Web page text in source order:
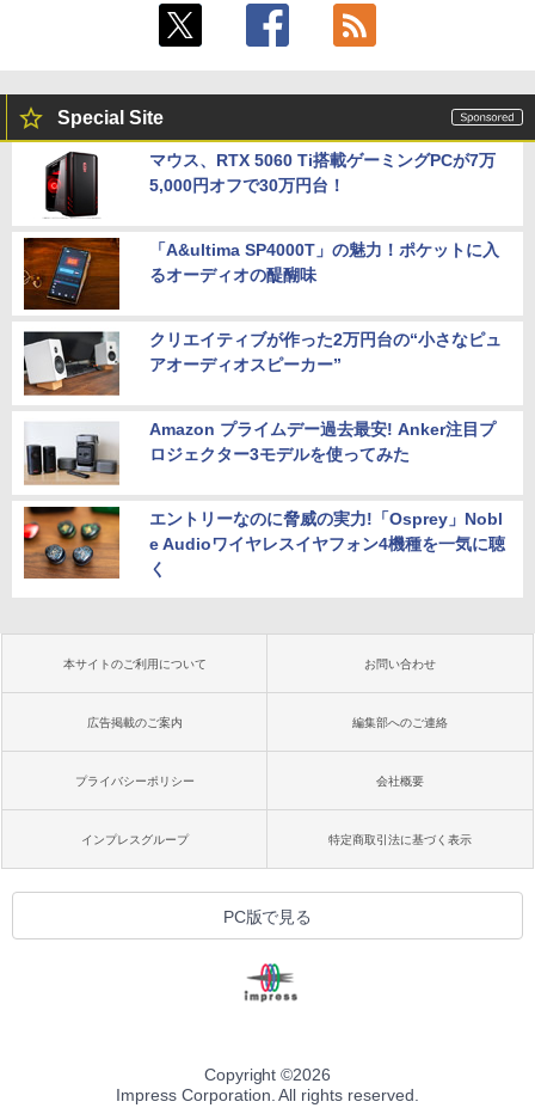
Special Site
マウス、RTX 5060 Ti搭載ゲーミングPCが7万
5,000円オフで30万円台！
「A&ultima SP4000T」の魅力！ポケットに入
るオーディオの醍醐味
クリエイティブが作った2万円台の“小さなピュ
アオーディオスピーカー”
Amazon プライムデー過去最安! Anker注目プ
ロジェクター3モデルを使ってみた
エントリーなのに脅威の実力!「Osprey」Nobl
e Audioワイヤレスイヤフォン4機種を一気に聴
く
本サイトのご利用について お問い合わせ
広告掲載のご案内 編集部へのご連絡
プライバシーポリシー 会社概要
インプレスグループ 特定商取引法に基づく表示
PC版で見る
Copyright ©2026
Impress Corporation. All rights reserved.